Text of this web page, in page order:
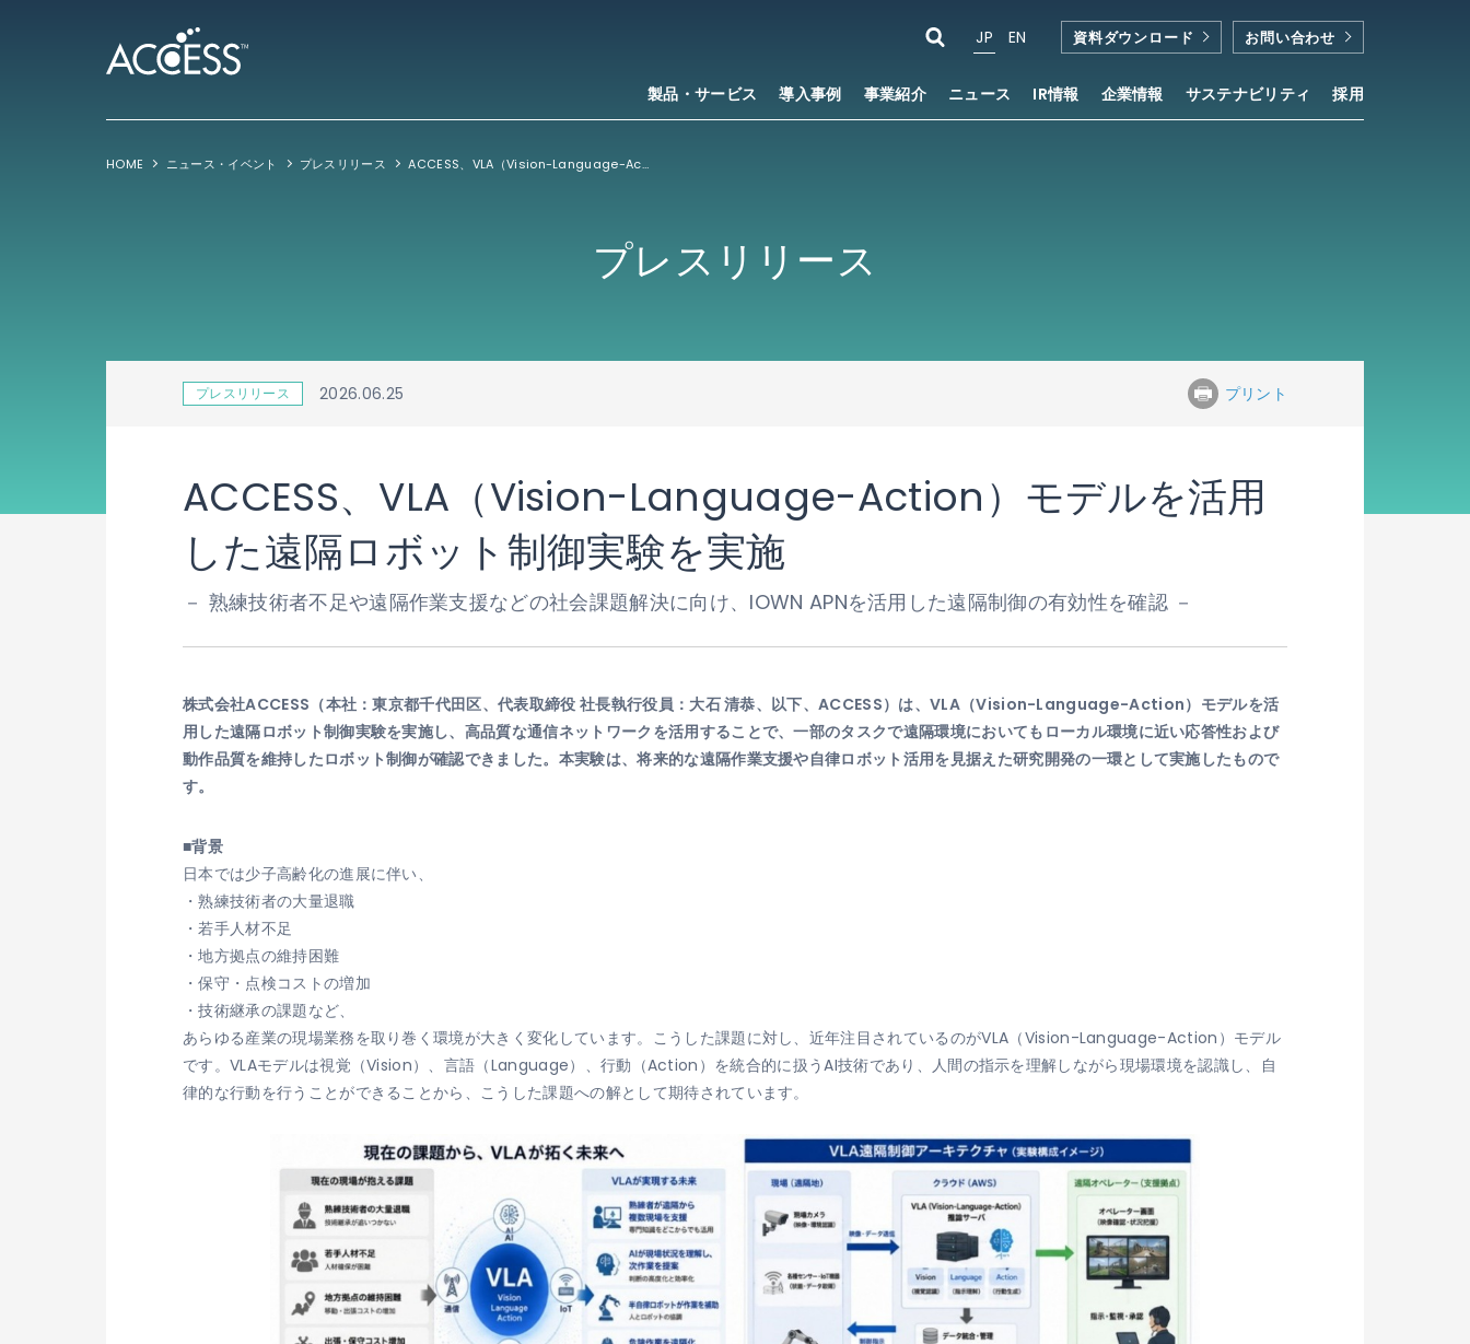
製品・サービス 導入事例 事業紹介 ニュース IR情報 企業情報 サステナビリティ 採用
JP EN 資料ダウンロード お問い合わせ
HOME ニュース・イベント プレスリリース ACCESS、VLA（Vision-Language-Action）モデルを活用した遠隔ロボット制御実験を実施
プレスリリース
プレスリリース 2026.06.25 プリント
ACCESS、VLA（Vision-Language-Action）モデルを活用
した遠隔ロボット制御実験を実施
－ 熟練技術者不足や遠隔作業支援などの社会課題解決に向け、IOWN APNを活用した遠隔制御の有効性を確認 －
株式会社ACCESS（本社：東京都千代田区、代表取締役 社長執行役員：大石 清恭、以下、ACCESS）は、VLA（Vision-Language-Action）モデルを活
用した遠隔ロボット制御実験を実施し、高品質な通信ネットワークを活用することで、一部のタスクで遠隔環境においてもローカル環境に近い応答性および
動作品質を維持したロボット制御が確認できました。本実験は、将来的な遠隔作業支援や自律ロボット活用を見据えた研究開発の一環として実施したもので
す。
■背景
日本では少子高齢化の進展に伴い、
・熟練技術者の大量退職
・若手人材不足
・地方拠点の維持困難
・保守・点検コストの増加
・技術継承の課題など、
あらゆる産業の現場業務を取り巻く環境が大きく変化しています。こうした課題に対し、近年注目されているのがVLA（Vision-Language-Action）モデル
です。VLAモデルは視覚（Vision）、言語（Language）、行動（Action）を統合的に扱うAI技術であり、人間の指示を理解しながら現場環境を認識し、自
律的な行動を行うことができることから、こうした課題への解として期待されています。